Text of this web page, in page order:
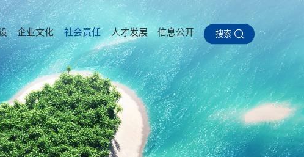
企业文化 社会责任 人才发展 信息公开